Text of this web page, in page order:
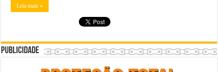
Leia mais »
Publicidade